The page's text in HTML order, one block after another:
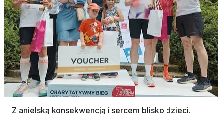
Z anielską konsekwencją i sercem blisko dzieci.